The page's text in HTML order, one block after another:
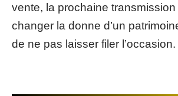
vente, la prochaine
changer la donne d’un
de ne pas laisser filer l’occasion.